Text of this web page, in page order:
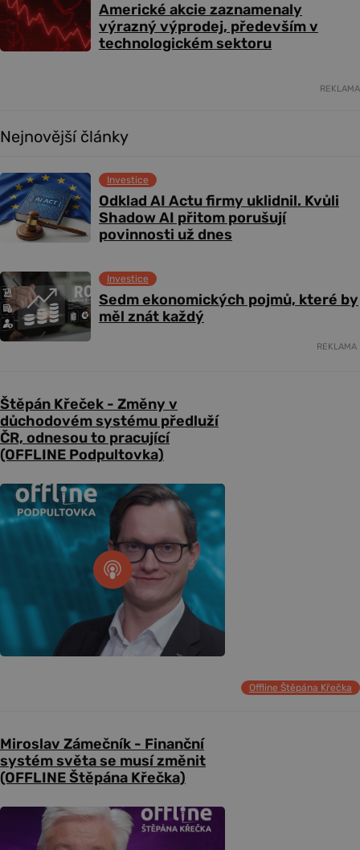
Americké akcie zaznamenaly
výrazný výprodej, především v
technologickém sektoru
REKLAMA
Nejnovější články
Odklad AI Actu firmy uklidnil. Kvůli
Shadow AI přitom porušují
povinnosti už dnes
Investice
Sedm ekonomických pojmů, které by
měl znát každý
Investice
REKLAMA
Štěpán Křeček - Změny v
důchodovém systému předluží
ČR, odnesou to pracující
(OFFLINE Podpultovka)
Offline Štěpána Křečka
Miroslav Zámečník - Finanční
systém světa se musí změnit
(OFFLINE Štěpána Křečka)